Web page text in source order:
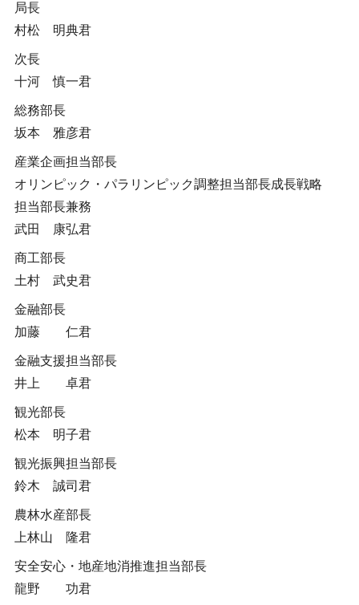
局長
村松 明典君
次長
十河 慎一君
総務部長
坂本 雅彦君
産業企画担当部長
オリンピック・パラリンピック調整担当部長成長戦略
担当部長兼務
武田 康弘君
商工部長
土村 武史君
金融部長
加藤 仁君
金融支援担当部長
井上 卓君
観光部長
松本 明子君
観光振興担当部長
鈴木 誠司君
農林水産部長
上林山 隆君
安全安心・地産地消推進担当部長
龍野 功君